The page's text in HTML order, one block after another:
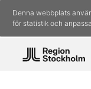
Denna webbplats
för statistik och